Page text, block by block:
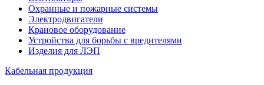
Охранные и пожарные системы
Электродвигатели
Крановое оборудование
Устройства для борьбы с вредителями
Изделия для ЛЭП
Кабельная продукция